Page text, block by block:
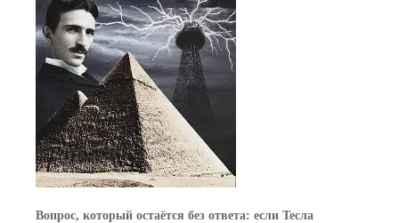
Вопрос, который остаётся без ответа: если Тесла